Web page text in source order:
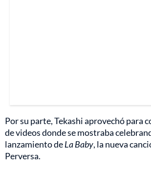
Por su parte, Tekashi aprovechó para
de videos donde se mostraba
lanzamiento deLa Baby, la nueva
Perversa.